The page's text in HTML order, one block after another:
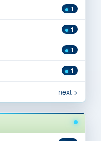
1
1
1
1
next >